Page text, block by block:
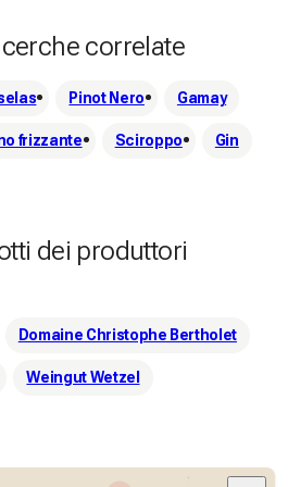
correlate
Pinot Nero Gamay
frizzante Sciroppo Gin
dei produttori
Domaine Christophe Bertholet
Weingut Wetzel